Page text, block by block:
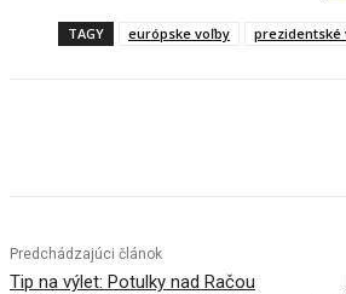
TAGY európske voľby prezidentské
Predchádzajúci článok
Tip na výlet: Potulky nad Račou